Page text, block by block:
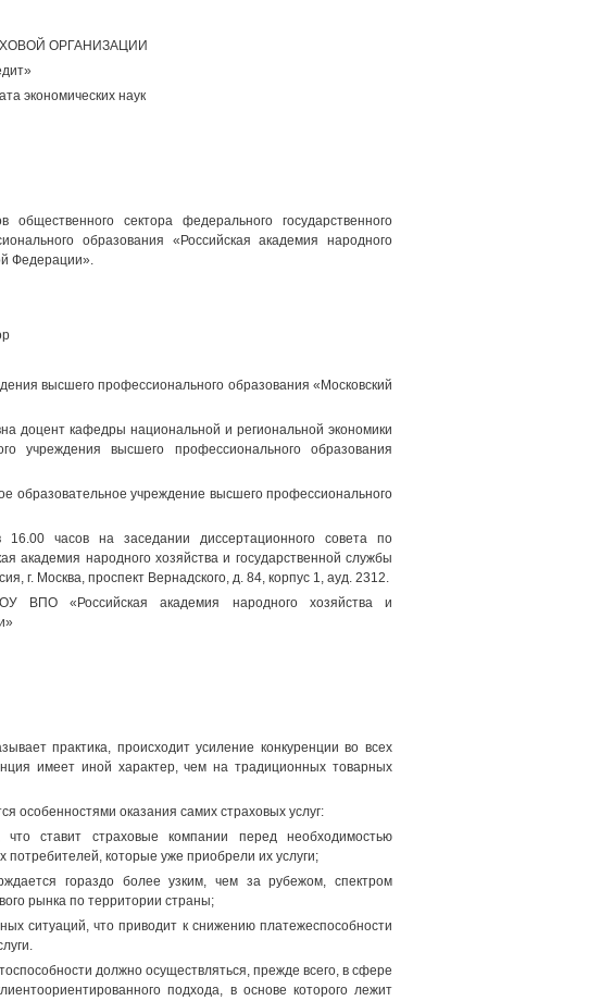
ОРГАНИЗАЦИИ
экономических наук
сектора федерального государственного
образования «Российская академия народного
Федерации».
высшего профессионального образования «Московский
доцент кафедры национальной и региональной экономики
учреждения высшего профессионального образования
образовательное учреждение высшего профессионального
часов на заседании диссертационного совета по
народного хозяйства и государственной службы
г. Москва, проспект Вернадского, д. 84, корпус 1, ауд. 2312.
ВПО «Российская академия народного хозяйства и
практика, происходит усиление конкуренции во всех
имеет иной характер, чем на традиционных товарных
особенностями оказания самих страховых услуг:
ставит страховые компании перед необходимостью
которые уже приобрели их услуги;
гораздо более узким, чем за рубежом, спектром
рынка по территории страны;
ситуаций, что приводит к снижению платежеспособности
должно осуществляться, прежде всего, в сфере
подхода, в основе которого лежит